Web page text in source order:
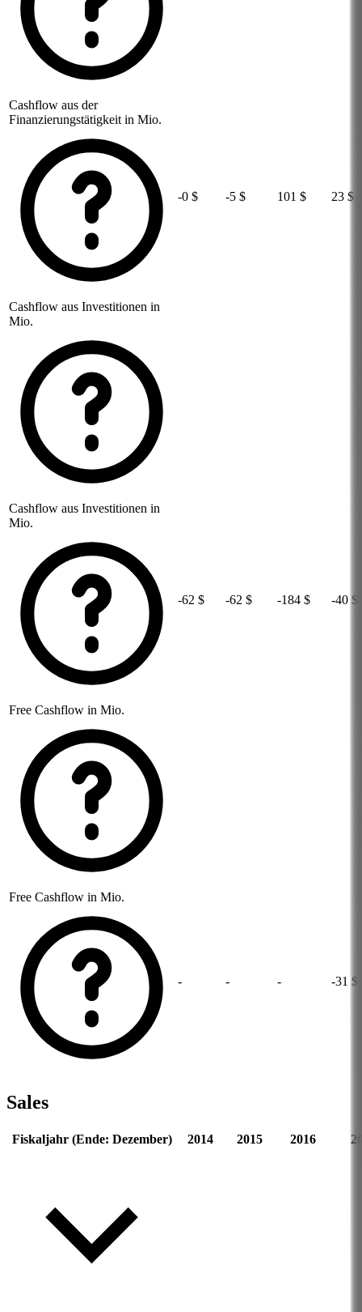
Cashflow aus der
Finanzierungstätigkeit in Mio.
-0 $ -5 $ 101 $ 23 $
Cashflow aus Investitionen in
Mio.
Cashflow aus Investitionen in
Mio.
-62 $ -62 $ -184 $ -40 $
Free Cashflow in Mio.
Free Cashflow in Mio.
- - - -31 $
Sales
Fiskaljahr (Ende: Dezember) 2014 2015 2016